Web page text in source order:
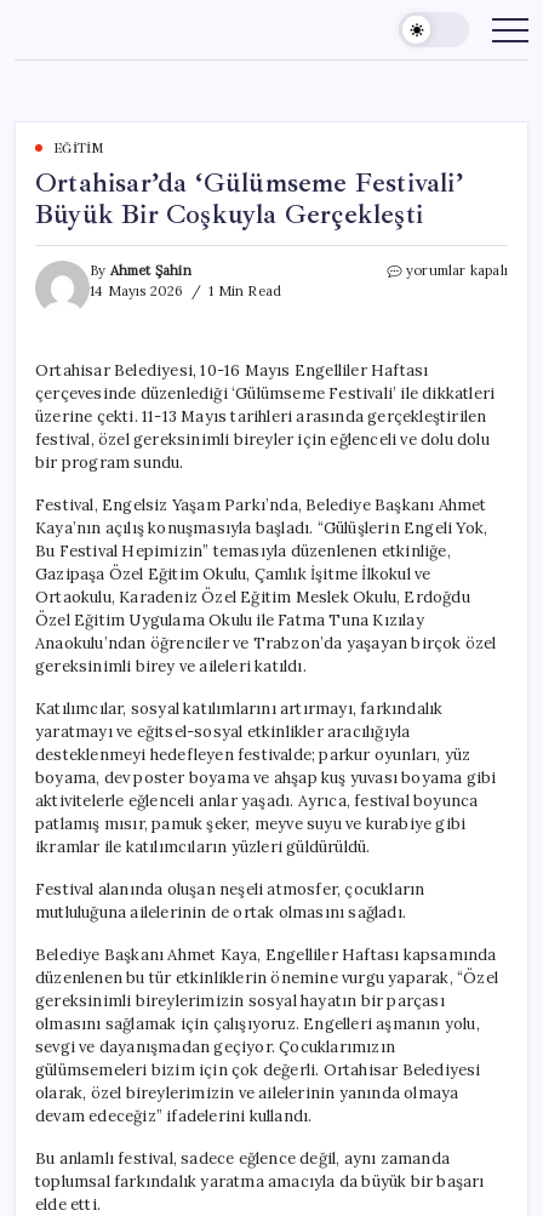
content
EĞITIM
Ortahisar’da ‘Gülümseme Festivali’
Büyük Bir Coşkuyla Gerçekleşti
By Ahmet Şahin
14 Mayıs 2026
1 Min Read
Ortahisar’da
Coşkuyla
Gerçekleşti
için
yorumlar kapalı
Ortahisar Belediyesi, 10-16 Mayıs Engelliler Haftası
çerçevesinde düzenlediği ‘Gülümseme Festivali’ ile dikkatleri
üzerine çekti. 11-13 Mayıs tarihleri arasında gerçekleştirilen
festival, özel gereksinimli bireyler için eğlenceli ve dolu dolu
bir program sundu.
Festival, Engelsiz Yaşam Parkı’nda, Belediye Başkanı Ahmet
Kaya’nın açılış konuşmasıyla başladı. “Gülüşlerin Engeli Yok,
Bu Festival Hepimizin” temasıyla düzenlenen etkinliğe,
Gazipaşa Özel Eğitim Okulu, Çamlık İşitme İlkokul ve
Ortaokulu, Karadeniz Özel Eğitim Meslek Okulu, Erdoğdu
Özel Eğitim Uygulama Okulu ile Fatma Tuna Kızılay
Anaokulu’ndan öğrenciler ve Trabzon’da yaşayan birçok özel
gereksinimli birey ve aileleri katıldı.
Katılımcılar, sosyal katılımlarını artırmayı, farkındalık
yaratmayı ve eğitsel-sosyal etkinlikler aracılığıyla
desteklenmeyi hedefleyen festivalde; parkur oyunları, yüz
boyama, dev poster boyama ve ahşap kuş yuvası boyama gibi
aktivitelerle eğlenceli anlar yaşadı. Ayrıca, festival boyunca
patlamış mısır, pamuk şeker, meyve suyu ve kurabiye gibi
ikramlar ile katılımcıların yüzleri güldürüldü.
Festival alanında oluşan neşeli atmosfer, çocukların
mutluluğuna ailelerinin de ortak olmasını sağladı.
Belediye Başkanı Ahmet Kaya, Engelliler Haftası kapsamında
düzenlenen bu tür etkinliklerin önemine vurgu yaparak, “Özel
gereksinimli bireylerimizin sosyal hayatın bir parçası
olmasını sağlamak için çalışıyoruz. Engelleri aşmanın yolu,
sevgi ve dayanışmadan geçiyor. Çocuklarımızın
gülümsemeleri bizim için çok değerli. Ortahisar Belediyesi
olarak, özel bireylerimizin ve ailelerinin yanında olmaya
devam edeceğiz” ifadelerini kullandı.
Bu anlamlı festival, sadece eğlence değil, aynı zamanda
toplumsal farkındalık yaratma amacıyla da büyük bir başarı
elde etti.